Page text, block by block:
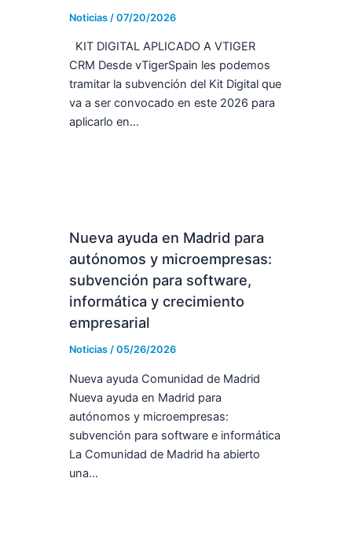
Noticias/ 07/20/2026
KIT DIGITAL APLICADO A VTIGER
CRM Desde vTigerSpain les podemos
tramitar la subvención del Kit Digital que
va a ser convocado en este 2026 para
aplicarlo en…
Nueva ayuda en Madrid para
autónomos y microempresas:
subvención para software,
informática y crecimiento
empresarial
Noticias/ 05/26/2026
Nueva ayuda Comunidad de Madrid
Nueva ayuda en Madrid para
autónomos y microempresas:
subvención para software e informática
La Comunidad de Madrid ha abierto
una…